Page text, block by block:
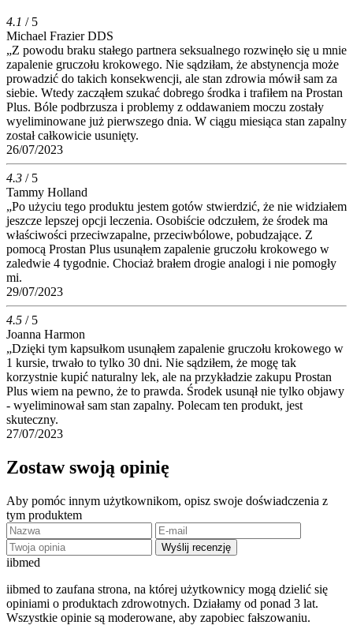
4.1 / 5
Michael Frazier DDS
„Z powodu braku stałego partnera seksualnego rozwinęło się u mnie
zapalenie gruczołu krokowego. Nie sądziłam, że abstynencja może
prowadzić do takich konsekwencji, ale stan zdrowia mówił sam za
siebie. Wtedy zacząłem szukać dobrego środka i trafiłem na Prostan
Plus. Bóle podbrzusza i problemy z oddawaniem moczu zostały
wyeliminowane już pierwszego dnia. W ciągu miesiąca stan zapalny
został całkowicie usunięty.
26/07/2023
4.3 / 5
Tammy Holland
„Po użyciu tego produktu jestem gotów stwierdzić, że nie widziałem
jeszcze lepszej opcji leczenia. Osobiście odczułem, że środek ma
właściwości przeciwzapalne, przeciwbólowe, pobudzające. Z
pomocą Prostan Plus usunąłem zapalenie gruczołu krokowego w
zaledwie 4 tygodnie. Chociaż brałem drogie analogi i nie pomogły
mi.
29/07/2023
4.5 / 5
Joanna Harmon
„Dzięki tym kapsułkom usunąłem zapalenie gruczołu krokowego w
1 kursie, trwało to tylko 30 dni. Nie sądziłem, że mogę tak
korzystnie kupić naturalny lek, ale na przykładzie zakupu Prostan
Plus wiem na pewno, że to prawda. Środek usunął nie tylko objawy
- wyeliminował sam stan zapalny. Polecam ten produkt, jest
skuteczny.
27/07/2023
Zostaw swoją opinię
Aby pomóc innym użytkownikom, opisz swoje doświadczenia z
tym produktem
Wyślij recenzję
iibmed
iibmed to zaufana strona, na której użytkownicy mogą dzielić się
opiniami o produktach zdrowotnych. Działamy od ponad 3 lat.
Wszystkie opinie są moderowane, aby zapobiec fałszowaniu.